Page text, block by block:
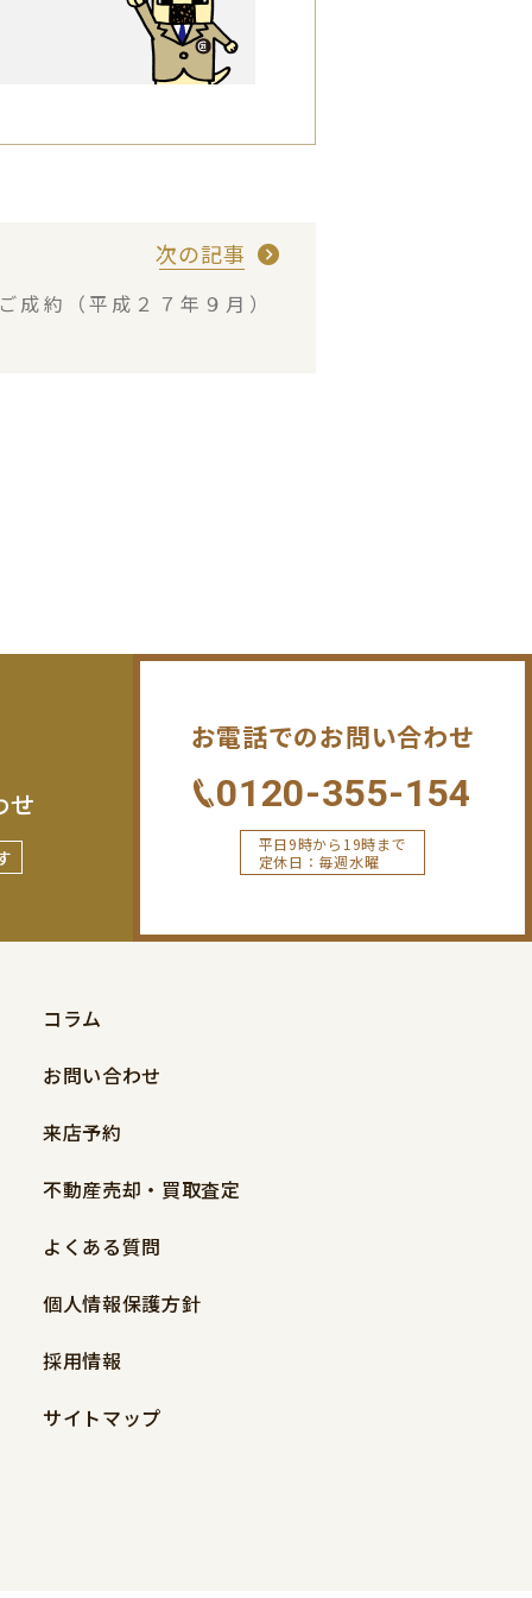
次の記事
成約（平成２７年９月）
せ
お電話でのお問い合わせ
0120-355-154
平日9時から19時まで
定休日：毎週水曜
コラム
お問い合わせ
来店予約
不動産売却・買取査定
よくある質問
個人情報保護方針
採用情報
サイトマップ